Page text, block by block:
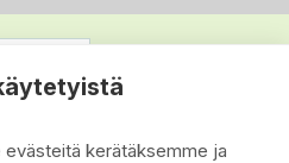
kerätäksemme ja